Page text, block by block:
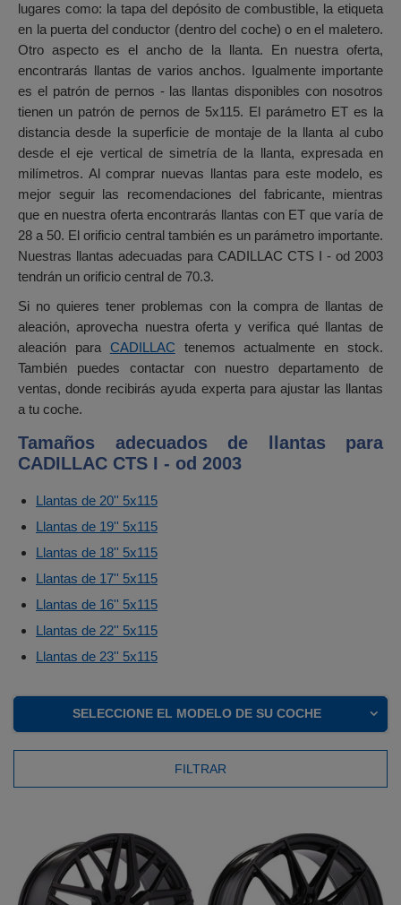
lugares como: la tapa del depósito de combustible, la etiqueta
en la puerta del conductor (dentro del coche) o en el maletero.
Otro aspecto es el ancho de la llanta. En nuestra oferta,
encontrarás llantas de varios anchos. Igualmente importante
es el patrón de pernos - las llantas disponibles con nosotros
tienen un patrón de pernos de 5x115. El parámetro ET es la
distancia desde la superficie de montaje de la llanta al cubo
desde el eje vertical de simetría de la llanta, expresada en
milímetros. Al comprar nuevas llantas para este modelo, es
mejor seguir las recomendaciones del fabricante, mientras
que en nuestra oferta encontrarás llantas con ET que varía de
28 a 50. El orificio central también es un parámetro importante.
Nuestras llantas adecuadas para CADILLAC CTS I - od 2003
tendrán un orificio central de 70.3.
Si no quieres tener problemas con la compra de llantas de
aleación, aprovecha nuestra oferta y verifica qué llantas de
aleación para CADILLAC tenemos actualmente en stock.
También puedes contactar con nuestro departamento de
ventas, donde recibirás ayuda experta para ajustar las llantas
a tu coche.
Tamaños adecuados de llantas para
CADILLAC CTS I - od 2003
Llantas de 20'' 5x115
Llantas de 19'' 5x115
Llantas de 18'' 5x115
Llantas de 17'' 5x115
Llantas de 16'' 5x115
Llantas de 22'' 5x115
Llantas de 23'' 5x115
SELECCIONE EL MODELO DE SU COCHE
FILTRAR